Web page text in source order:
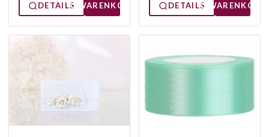
DETAILS
WARENKORB DETAILS WARENKORB